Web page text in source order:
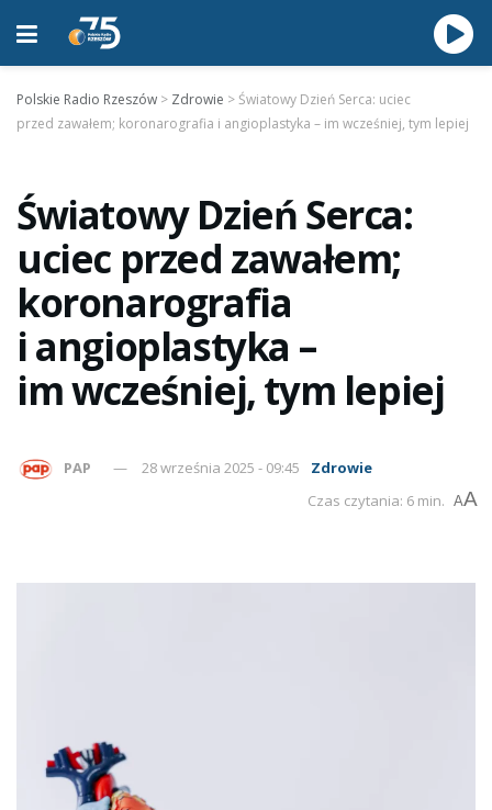
Polskie Radio Rzeszów > Zdrowie >Światowy Dzień Serca: uciec
przed zawałem; koronarografia i angioplastyka – im wcześniej, tym lepiej
Światowy Dzień Serca:
uciec przed zawałem;
koronarografia
i angioplastyka –
im wcześniej, tym lepiej
PAP 28 września 2025 - 09:45
Zdrowie
Czas czytania: 6 min. AA